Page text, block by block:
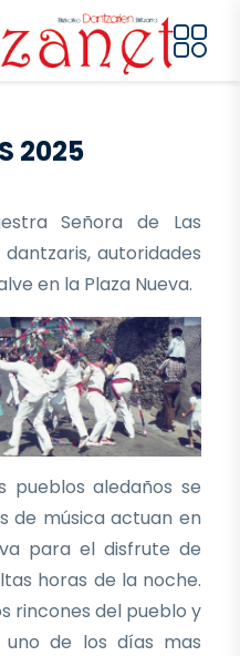
2025
Señora de Las
autoridades
en la Plaza Nueva.
pueblos aledaños se
de música actuan en
para el disfrute de
horas de la noche.
rincones del pueblo y
de los días mas